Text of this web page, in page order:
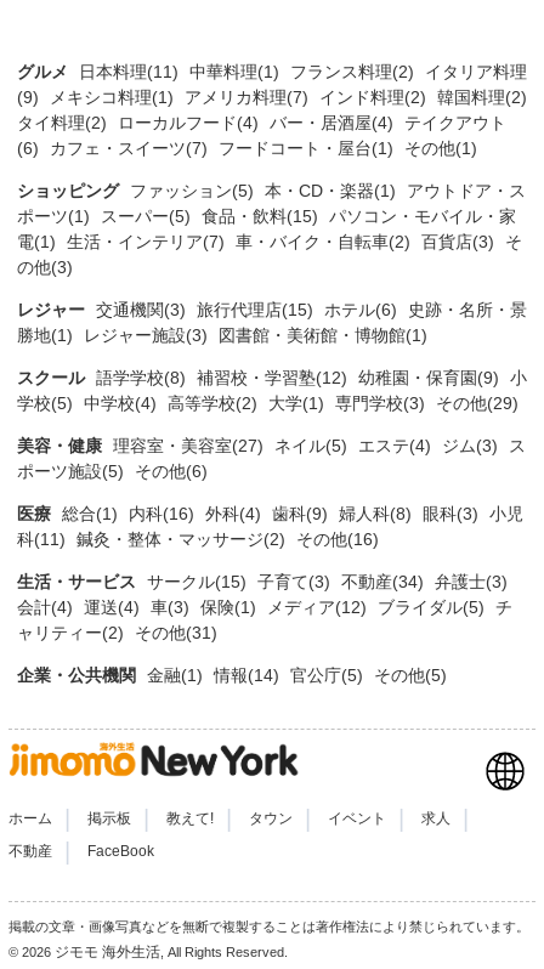
グルメ 日本料理(11) 中華料理(1) フランス料理(2)
イタリア料理
(9)
メキシコ料理(1) アメリカ料理(7) インド料理(2)
韓国料理(2)
タイ料理(2)
ローカルフード(4) バー・居酒屋(4)
テイクアウト
(6)
カフェ・スイーツ(7) フードコート・屋台(1) その他(1)
ショッピング ファッション(5) 本・CD・楽器(1)
アウトドア・ス
ポーツ(1)
スーパー(5) 食品・飲料(15)
パソコン・モバイル・家
電(1)
生活・インテリア(7) 車・バイク・自転車(2) 百貨店(3)
そ
の他(3)
レジャー 交通機関(3) 旅行代理店(15) ホテル(6)
史跡・名所・景
勝地(1)
レジャー施設(3) 図書館・美術館・博物館(1)
スクール 語学学校(8) 補習校・学習塾(12) 幼稚園・保育園(9)
小
学校(5)
中学校(4) 高等学校(2) 大学(1) 専門学校(3) その他(29)
美容・健康 理容室・美容室(27) ネイル(5) エステ(4) ジム(3)
ス
ポーツ施設(5)
その他(6)
医療 総合(1) 内科(16) 外科(4) 歯科(9) 婦人科(8) 眼科(3)
小児
科(11)
鍼灸・整体・マッサージ(2) その他(16)
生活・サービス サークル(15) 子育て(3) 不動産(34)
弁護士(3)
会計(4)
運送(4) 車(3) 保険(1) メディア(12) ブライダル(5)
チ
ャリティー(2)
その他(31)
企業・公共機関 金融(1) 情報(14) 官公庁(5) その他(5)
ホーム 掲示板 教えて! タウン イベント 求人
不動産 FaceBook
掲載の文章・画像写真などを無断で複製することは著作権法により禁じられています。
© 2026 ジモモ 海外生活 , All Rights Reserved.